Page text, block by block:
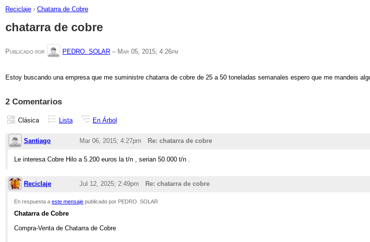
Reciclaje › Chatarra de Cobre
chatarra de cobre
Publicado por PEDRO. SOLAR– Mar 05, 2015; 4:26pm
Estoy buscando una empresa que me suministre chatarra de cobre de 25 a 50 toneladas semanales espero que me mandeis
2 Comentarios
Clásica Lista En Árbol
Santiago Mar 06, 2015; 4:27pm Re: chatarra de cobre
Le interesa Cobre Hilo a 5.200 euros la t/n , serian 50.000 t/n .
Reciclaje Jul 12, 2025; 2:49pm Re: chatarra de cobre
En respuesta aeste mensaje publicado por PEDRO. SOLAR
Chatarra de Cobre
Compra-Venta de Chatarra de Cobre